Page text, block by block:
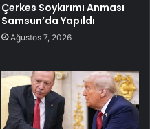
Çerkes Soykırımı Anması
Samsun’da Yapıldı
Ağustos 7, 2026